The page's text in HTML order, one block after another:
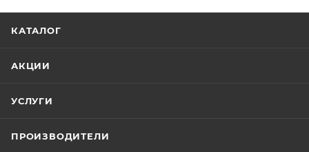
КАТАЛОГ
АКЦИИ
УСЛУГИ
ПРОИЗВОДИТЕЛИ